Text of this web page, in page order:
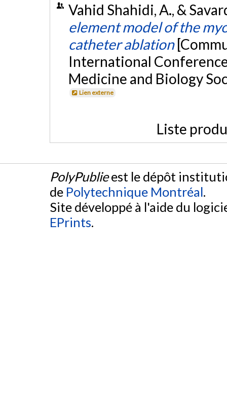
Vahid Shahidi, A., &
element model of the
catheter ablation
International
Medicine and Biology
Lien externe
Liste
PolyPublieest le dépôt
de Polytechnique Montréal.
Site développé à l'aide du
EPrints.